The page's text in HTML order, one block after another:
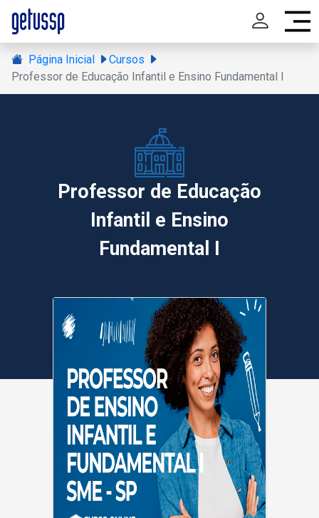
Página Inicial
Cursos
Professor de Educação Infantil e Ensino Fundamental I
Professor de Educação
Infantil e Ensino
Fundamental I